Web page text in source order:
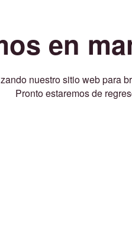
en
nuestro sitio web para
Pronto estaremos de